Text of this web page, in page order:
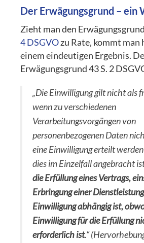
Der Erwägungsgrund – ein
Zieht man den
4 DSGVOzu Rate, kommt man
einem eindeutigen Ergebnis.
Erwägungsgrund 43 S. 2
„Die Einwilligung gilt nicht als
wenn zu verschiedenen
Verarbeitungsvorgängen von
personenbezogenen Daten
eine Einwilligung erteilt
dies im Einzelfall angebracht
die Erfüllung eines Vertrags,
Erbringung einer
Einwilligung abhängig ist,
Einwilligung für die Erfüllung
erforderlich ist.“